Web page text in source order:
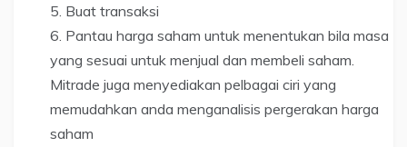
Buat transaksi
Pantau harga saham untuk menentukan bila masa
yang sesuai untuk menjual dan membeli saham.
Mitrade juga menyediakan pelbagai ciri yang
memudahkan anda menganalisis pergerakan harga
saham